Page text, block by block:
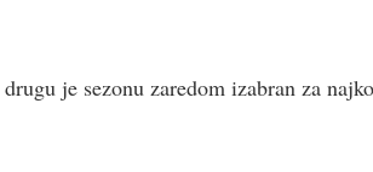
drugu je sezonu zaredom izabran za